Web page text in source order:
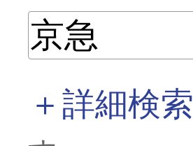
＋詳細検索